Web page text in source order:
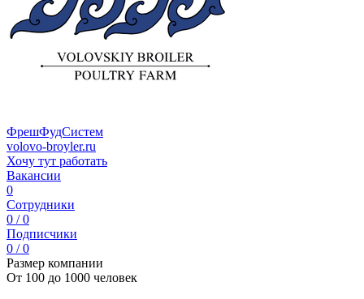
ФрешФудСистем
volovo-broyler.ru
Хочу тут работать
Вакансии
0
Сотрудники
0 / 0
Подписчики
0 / 0
Размер компании
От 100 до 1000 человек